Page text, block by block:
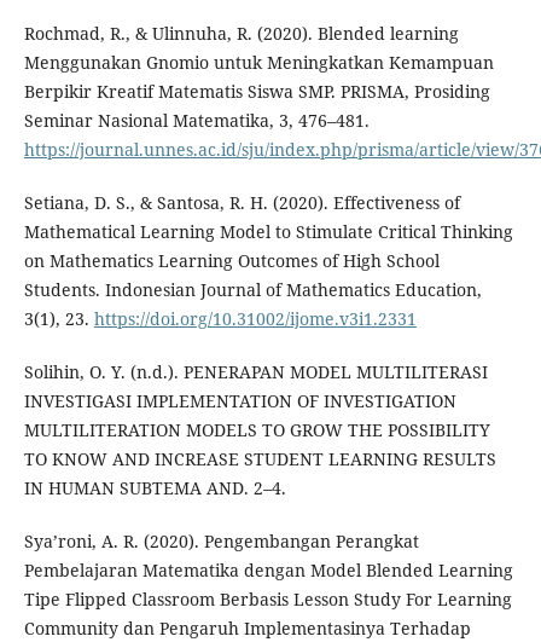
Rochmad, R., & Ulinnuha, R. (2020). Blended learning
Menggunakan Gnomio untuk Meningkatkan Kemampuan
Berpikir Kreatif Matematis Siswa SMP. PRISMA, Prosiding
Seminar Nasional Matematika, 3, 476–481.
https://journal.unnes.ac.id/sju/index.php/prisma/article/view/
Setiana, D. S., & Santosa, R. H. (2020). Effectiveness of
Mathematical Learning Model to Stimulate Critical Thinking
on Mathematics Learning Outcomes of High School
Students. Indonesian Journal of Mathematics Education,
3(1), 23. https://doi.org/10.31002/ijome.v3i1.2331
Solihin, O. Y. (n.d.). PENERAPAN MODEL MULTILITERASI
INVESTIGASI IMPLEMENTATION OF INVESTIGATION
MULTILITERATION MODELS TO GROW THE POSSIBILITY
TO KNOW AND INCREASE STUDENT LEARNING RESULTS
IN HUMAN SUBTEMA AND. 2–4.
Sya’roni, A. R. (2020). Pengembangan Perangkat
Pembelajaran Matematika dengan Model Blended Learning
Tipe Flipped Classroom Berbasis Lesson Study For Learning
Community dan Pengaruh Implementasinya Terhadap